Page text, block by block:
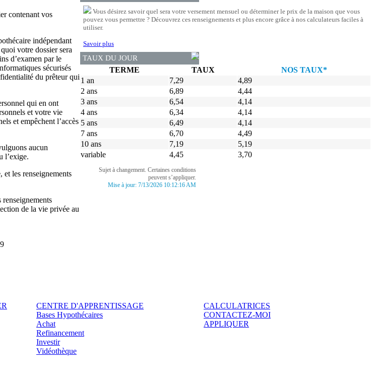
contenant vos
indépendant
votre dossier sera
d’examen par le
sécurisés
du prêteur qui
qui en ont
et votre vie
et empêchent l’accès
aucun
l’exige.
et les renseignements
de la vie privée au
Vous désirez savoir quel sera votre versement mensuel ou déterminer le prix de la maison que vous
pouvez vous permettre ? Découvrez ces renseignements et plus encore grâce à nos calculateurs faciles à
utiliser.
Savoir plus
TAUX DU JOUR
TERME TAUX
NOS TAUX*
1 an
7,29
4,89
2 ans
6,89
4,44
3 ans
6,54
4,14
4 ans
6,34
4,14
5 ans
6,49
4,14
7 ans
6,70
4,49
10 ans
7,19
5,19
variable
4,45 3,70
Sujet à changement. Certaines conditions
peuvent s’appliquer.
Mise à jour: 7/13/2026 10:12:16 AM
CENTRE D'APPRENTISSAGE
Bases Hypothécaires
Achat
Refinancement
Investir
Vidéothèque
CALCULATRICES
CONTACTEZ-MOI
APPLIQUER